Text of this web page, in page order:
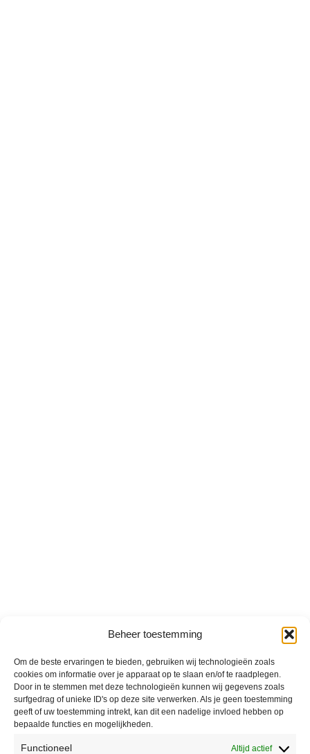
Beheer toestemming
Om de beste ervaringen te bieden, gebruiken wij technologieën zoals
cookies om informatie over je apparaat op te slaan en/of te raadplegen.
Door in te stemmen met deze technologieën kunnen wij gegevens zoals
surfgedrag of unieke ID's op deze site verwerken. Als je geen toestemming
geeft of uw toestemming intrekt, kan dit een nadelige invloed hebben op
bepaalde functies en mogelijkheden.
Functioneel Altijd actief